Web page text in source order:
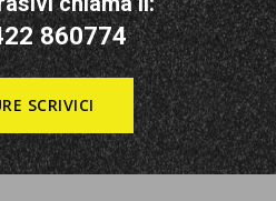
860774
SCRIVICI